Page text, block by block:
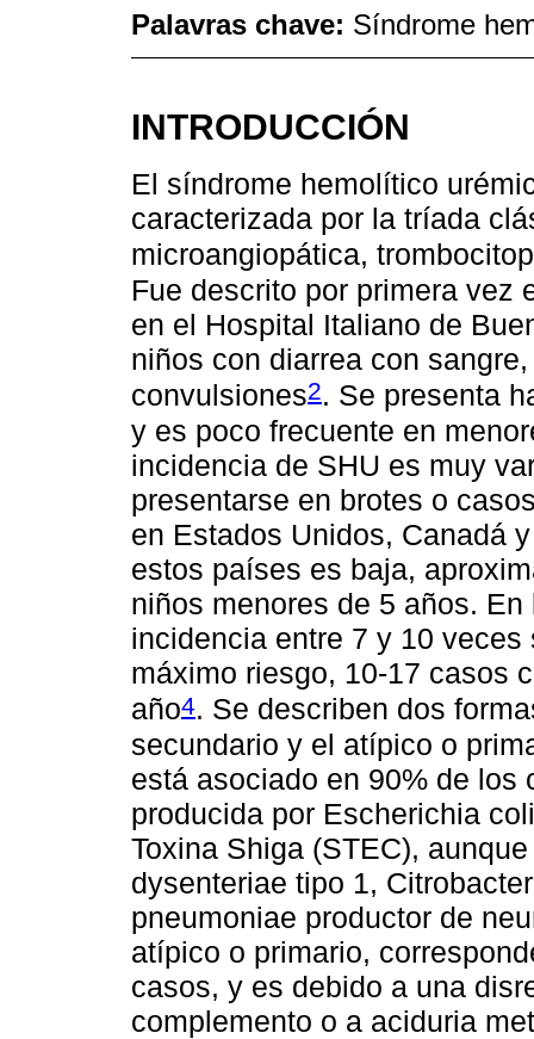
Palavras chave: Síndrome
INTRODUCCIÓN
El síndrome hemolítico
caracterizada por la tríada
microangiopática,
Fue descrito por primera vez
en el Hospital Italiano de
niños con diarrea con
convulsiones2. Se presenta
y es poco frecuente en
incidencia de SHU es muy
presentarse en brotes o
en Estados Unidos, Canadá
estos países es baja,
niños menores de 5 años.
incidencia entre 7 y 10
máximo riesgo, 10-17 casos
año4. Se describen dos
secundario y el atípico o
está asociado en 90% de los
producida por Escherichia
Toxina Shiga (STEC),
dysenteriae tipo 1,
pneumoniae productor de
atípico o primario,
casos, y es debido a una
complemento o a aciduria